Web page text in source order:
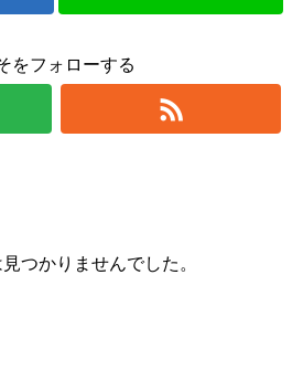
をフォローする
つかりませんでした。